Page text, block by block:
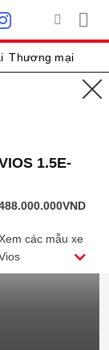
Thương mại
1.5E-
VND
các mẫu xe